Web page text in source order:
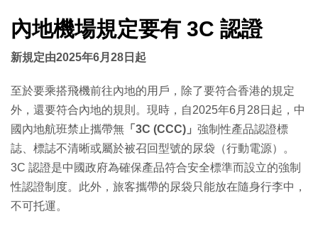
內地機場規定要有 3C 認證
新規定由2025年6月28日起
至於要乘搭飛機前往內地的用戶，除了要符合香港的規定
外，還要符合內地的規則。現時，自2025年6月28日起，中
國內地航班禁止攜帶無 「3C (CCC)」 強制性產品認證標
誌、標誌不清晰或屬於被召回型號的尿袋（行動電源）。
3C 認證是中國政府為確保產品符合安全標準而設立的強制
性認證制度。此外，旅客攜帶的尿袋只能放在隨身行李中，
不可托運。